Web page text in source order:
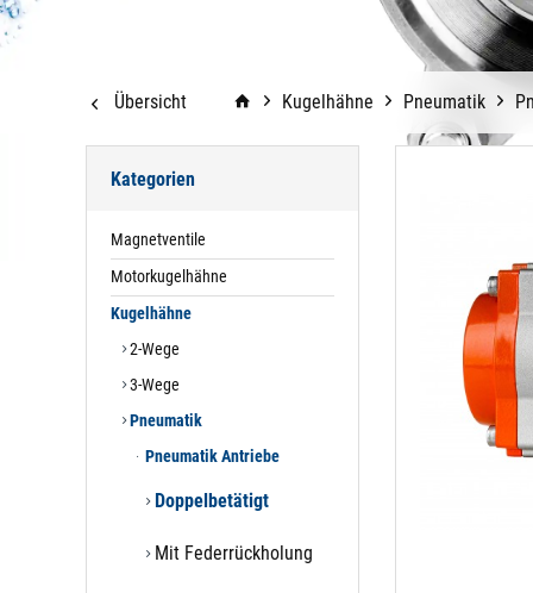
Übersicht Kugelhähne Pneumatik
Kategorien
Magnetventile
Motorkugelhähne
Kugelhähne
2-Wege
3-Wege
Pneumatik
Pneumatik Antriebe
Doppelbetätigt
Mit Federrückholung